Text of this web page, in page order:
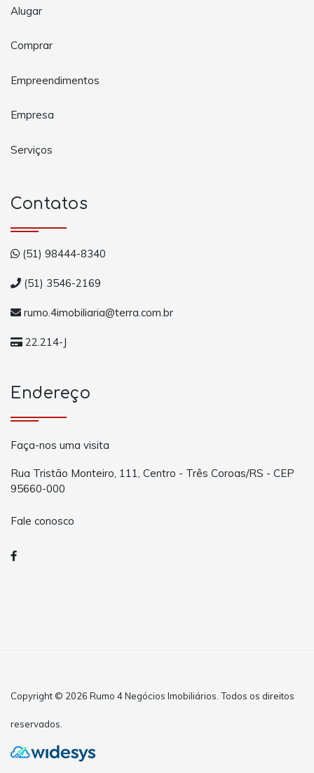
Alugar
Comprar
Empreendimentos
Empresa
Serviços
Contatos
(51) 98444-8340
(51) 3546-2169
rumo.4imobiliaria@terra.com.br
22.214-J
Endereço
Faça-nos uma visita
Rua Tristão Monteiro, 111, Centro - Três Coroas/RS - CEP
95660-000
Fale conosco
Copyright © 2026 Rumo 4 Negócios Imobiliários. Todos os direitos
reservados.